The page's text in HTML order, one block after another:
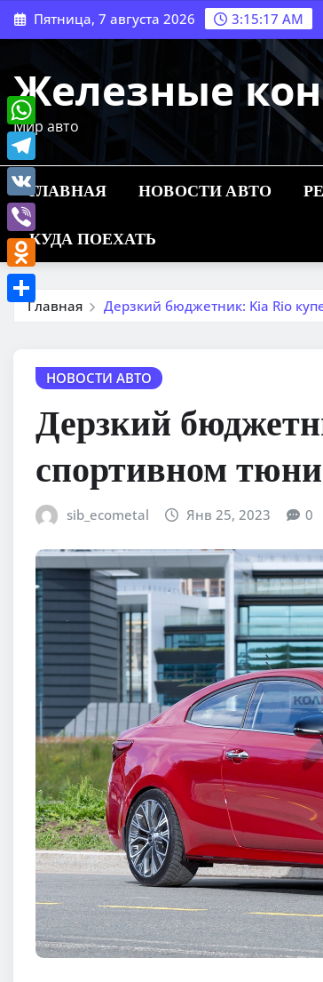
Перейти
к
Пятница, 7 августа 2026 3:15:18 AM
Железные
Мир авто
ГЛАВНАЯ НОВОСТИ АВТО
КУДА ПОЕХАТЬ
Главная Дерзкий бюджетник: Kia Rio
НОВОСТИ АВТО
Дерзкий
спортивном
sib_ecometal Янв 25, 2023 0
WhatsApp
Telegram
VK
Viber
Odnoklassniki
Отправить